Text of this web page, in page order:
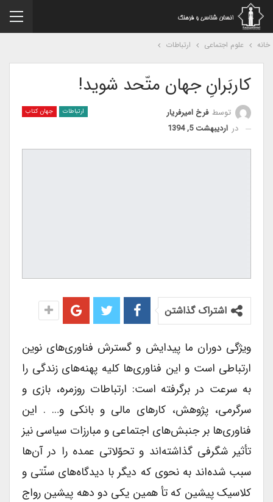
علوم اجتماعی ارتباطات
کاربَرانِ جهان متّحد شوید!
ارتباطات جهان کتاب توسطفرخ امیرفریار
دراردیبهشت 5, 1394
اشتراک گذاشتن
ویژگی دوران ما پیدایش و گسترش فناوری‌های نوین
ارتباطی است و این فناوری‌ها کلیه پهنه‌های زندگی را
به سرعت در برگرفته است: ارتباطات روزمره، بازی و
سرگرمی، پژوهش، کارهای مالی و بانکی و… . این
فناوری‌ها بر جنبش‌های اجتماعی و مبارزات سیاسی نیز
تأثیر شگرفی گذاشته‌اند و تحوّلاتی عمده را در آن‌ها
سبب شده‌اند به نحوی که دیگر با دیدگاه‌های سنّتی و
کلاسیک پیشین که تأ همین یکی دو دهه پیشین رواج